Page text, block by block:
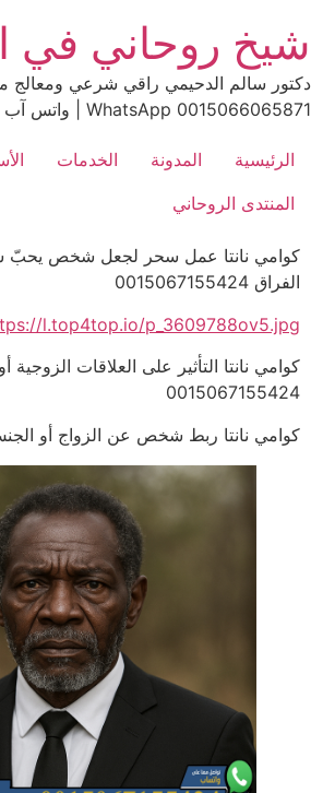
to
content
شيخ روحاني في
دكتور سالم الدحيمي راقي شرعي ومعالج
0015066065871 WhatsApp | واتس آب .
الرئيسية المدونة الخدمات
المنتدى الروحاني
كوامي نانتا عمل سحر لجعل شخص يحبّ
الفراق 0015067155424
l.top4top.io/p_3609788ov5.jpg
كوامي نانتا التأثير على العلاقات الزوجية
0015067155424
كوامي نانتا ربط شخص عن الزواج أو الجنس